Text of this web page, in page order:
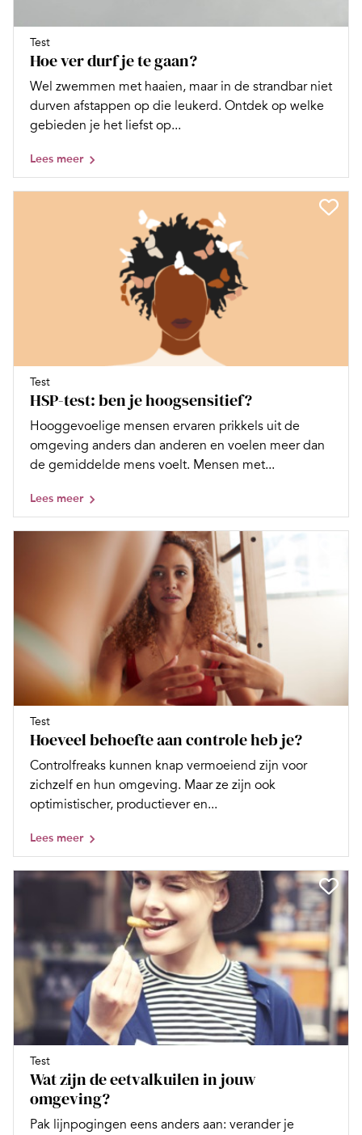
Test
Hoe ver durf je te gaan?
Wel zwemmen met haaien, maar in de strandbar niet
durven afstappen op die leukerd. Ontdek op welke
gebieden je het liefst op...
Lees meer
Test
HSP-test: ben je hoogsensitief?
Hooggevoelige mensen ervaren prikkels uit de
omgeving anders dan anderen en voelen meer dan
de gemiddelde mens voelt. Mensen met...
Lees meer
Test
Hoeveel behoefte aan controle heb je?
Controlfreaks kunnen knap vermoeiend zijn voor
zichzelf en hun omgeving. Maar ze zijn ook
optimistischer, productiever en...
Lees meer
Test
Wat zijn de eetvalkuilen in jouw
omgeving?
Pak lijnpogingen eens anders aan: verander je